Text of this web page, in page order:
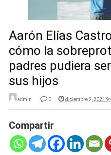
Aarón Elías
cómo la
padres pudiera
sus hijos
admin 0 diciembre 2, 2021
Compartir